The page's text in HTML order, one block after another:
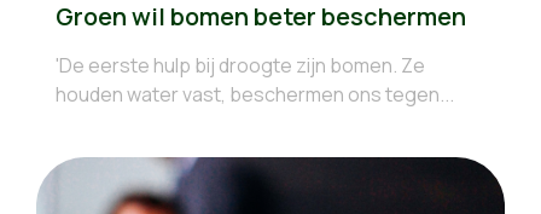
Groen wil bomen beter beschermen
'De eerste hulp bij droogte zijn bomen. Ze
houden water vast, beschermen ons tegen...